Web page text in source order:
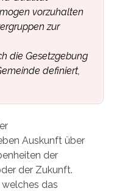
vorzuhalten
zur
die Gesetzgebung
definiert,
Auskunft über
der
der Zukunft.
das